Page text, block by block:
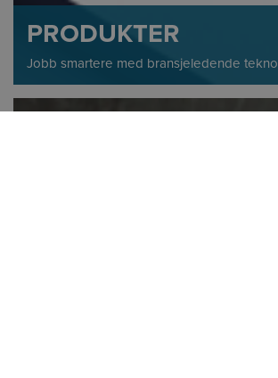
PRODUKTER
Jobb smartere med bransjeledende